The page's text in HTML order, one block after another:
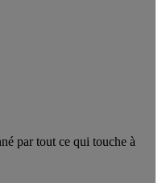
par tout ce qui touche à